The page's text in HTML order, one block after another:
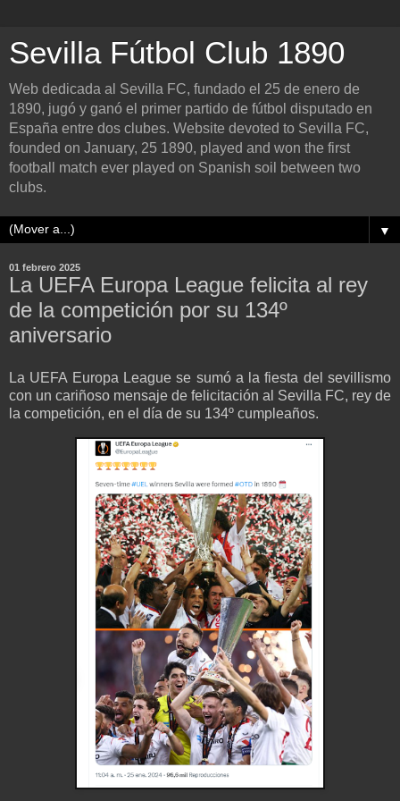
Sevilla Fútbol Club 1890
Web dedicada al Sevilla FC, fundado el 25 de enero de
1890, jugó y ganó el primer partido de fútbol disputado en
España entre dos clubes. Website devoted to Sevilla FC,
founded on January, 25 1890, played and won the first
football match ever played on Spanish soil between two
clubs.
▼
01 febrero 2025
La UEFA Europa League felicita al rey
de la competición por su 134º
aniversario
La UEFA Europa League se sumó a la fiesta del sevillismo
con un cariñoso mensaje de felicitación al Sevilla FC, rey de
la competición, en el día de su 134º cumpleaños.